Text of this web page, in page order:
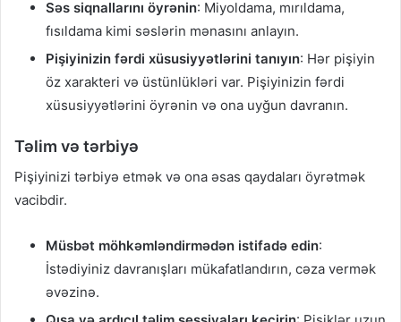
Səs siqnallarını öyrənin: Miyoldama, mırıldama,
fısıldama kimi səslərin mənasını anlayın.
Pişiyinizin fərdi xüsusiyyətlərini tanıyın: Hər pişiyin
öz xarakteri və üstünlükləri var. Pişiyinizin fərdi
xüsusiyyətlərini öyrənin və ona uyğun davranın.
Təlim və tərbiyə
Pişiyinizi tərbiyə etmək və ona əsas qaydaları öyrətmək
vacibdir.
Müsbət möhkəmləndirmədən istifadə edin:
İstədiyiniz davranışları mükafatlandırın, cəza vermək
əvəzinə.